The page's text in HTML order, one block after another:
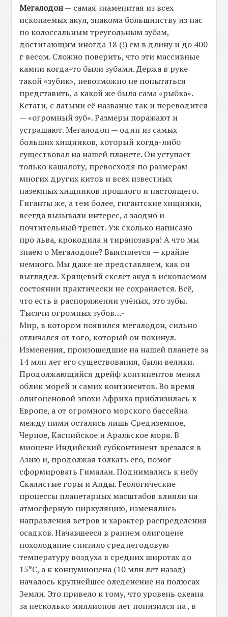
Мегалодон— самая знаменитая из всех
ископаемых акул, знакома большинству из нас
по колоссальным треугольным зубам,
достигающим иногда 18 (!) см в длину и до 400
г весом. Сложно поверить, что эти массивные
камни когда-то были зубами. Держа в руке
такой «зубик», невозможно не попытаться
представить, а какой же была сама «рыбка».
Кстати, с латыни её название так и переводится
— «огромный зуб». Размеры поражают и
устрашают. Мегалодон — один из самых
больших хищников, который когда-либо
существовал на нашей планете. Он уступает
только кашалоту, превосходя по размерам
многих других китов и всех известных
наземных хищников прошлого и настоящего.
Гиганты же, а тем более, гигантские хищники,
всегда вызывали интерес, а заодно и
почтительный трепет. Уж сколько написано
про льва, крокодила и тиранозавра! А что мы
знаем о Мегалодоне? Выясняется — крайне
немного. Мы даже не представляем, как он
выглядел. Хрящевый скелет акул в ископаемом
состоянии практически не сохраняется. Всё,
что есть в распоряжении учёных, это зубы.
Тысячи огромных зубов…-
Мир, в котором появился мегалодон, сильно
отличался от того, который он покинул.
Изменения, произошедшие на нашей планете за
14 млн лет его существования, были велики.
Продолжающийся дрейф континентов менял
облик морей и самих континентов. Во время
олигоценовой эпохи Африка приблизилась к
Европе, а от огромного морского бассейна
между ними остались лишь Средиземное,
Черное, Каспийское и Аральское моря. В
миоцене Индийский субконтинент врезался в
Азию и, продолжая толкать его, помог
сформировать Гималаи. Поднимались к небу
Скалистые горы и Анды. Геологические
процессы планетарных масштабов влияли на
атмосферную циркуляцию, изменялись
направления ветров и характер распределения
осадков. Начавшееся в раннем олигоцене
похолодание снизило среднегодовую
температуру воздуха в средних широтах до
15°С, а к концумиоцена (10 млн лет назад)
началось крупнейшее оледенение на полюсах
Земли. Это привело к тому, что уровень океана
за несколько миллионов лет понизился на , в